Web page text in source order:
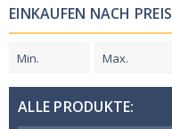
EINKAUFEN NACH PREIS
ALLE PRODUKTE: